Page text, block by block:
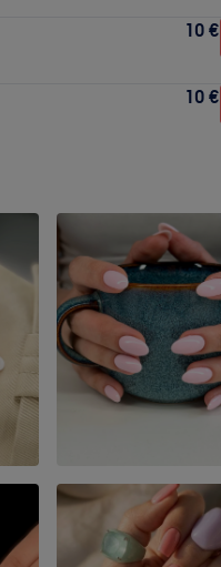
10 €
10 €